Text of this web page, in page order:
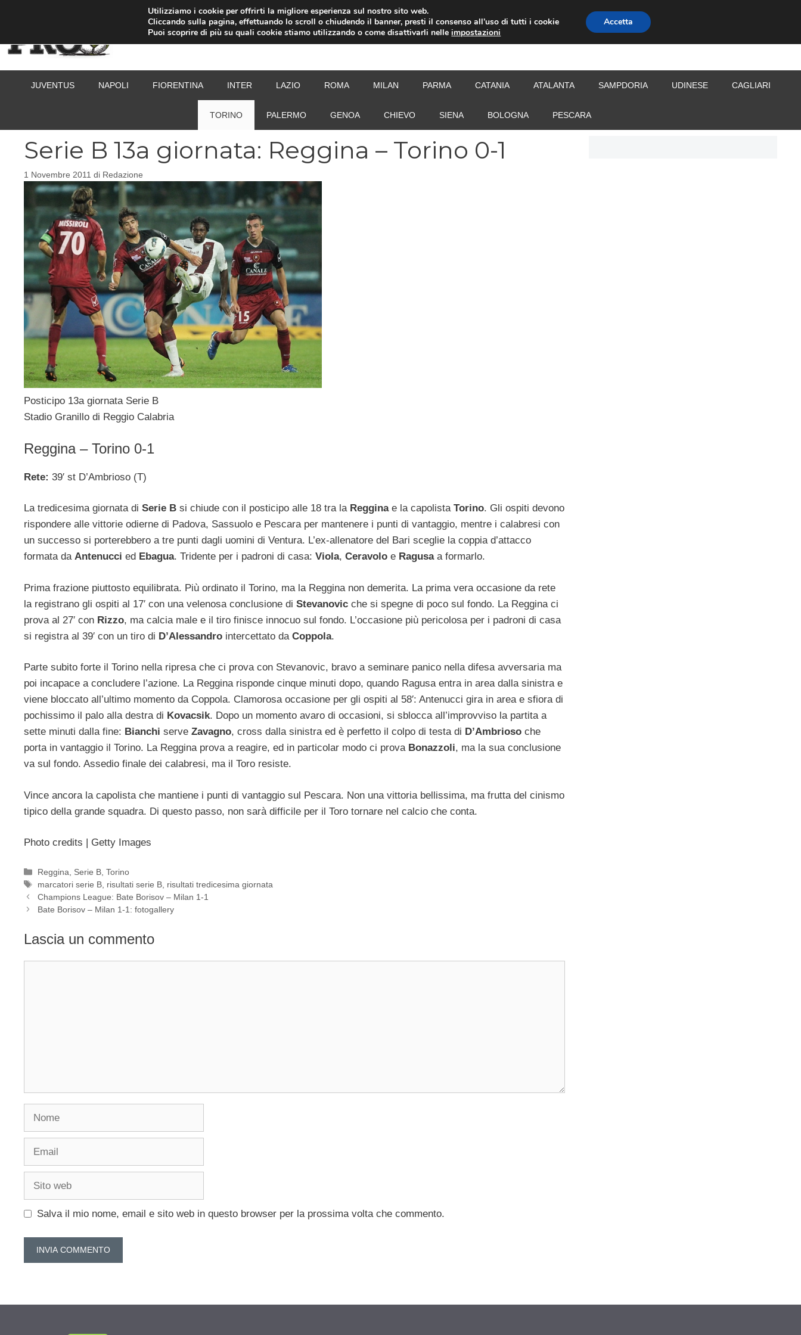
CALCIOMERCATO
JUVENTUS NAPOLI FIORENTINA INTER LAZIO ROMA MILAN PARMA CATANIA ATALANTA SAMPDORIA UDINESE CAGLIARI
TORINO PALERMO GENOA CHIEVO SIENA BOLOGNA PESCARA
Serie B 13a giornata: Reggina – Torino 0-1
1 Novembre 2011 di Redazione
Posticipo 13a giornata Serie B
Stadio Granillo di Reggio Calabria
Reggina – Torino 0-1
Rete: 39′ st D’Ambrioso (T)
La tredicesima giornata di Serie B si chiude con il posticipo alle 18 tra laRegginae la capolista Torino. Gli ospiti devono
rispondere alle vittorie odierne di Padova, Sassuolo e Pescara per mantenere i punti di vantaggio, mentre i calabresi con
un successo si porterebbero a tre punti dagli uomini di Ventura. L’ex-allenatore del Bari sceglie la coppia d’attacco
formata da Antenucci ed Ebagua. Tridente per i padroni di casa: Viola, Ceravolo e Ragusaa formarlo.
Prima frazione piuttosto equilibrata. Più ordinato il Torino, ma la Reggina non demerita. La prima vera occasione da rete
la registrano gli ospiti al 17′ con una velenosa conclusione di Stevanovic che si spegne di poco sul fondo. La Reggina ci
prova al 27′ con Rizzo, ma calcia male e il tiro finisce innocuo sul fondo. L’occasione più pericolosa per i padroni di casa
si registra al 39′ con un tiro di D’Alessandro intercettato da Coppola.
Parte subito forte il Torino nella ripresa che ci prova con Stevanovic, bravo a seminare panico nella difesa avversaria ma
poi incapace a concludere l’azione. La Reggina risponde cinque minuti dopo, quando Ragusa entra in area dalla sinistra e
viene bloccato all’ultimo momento da Coppola. Clamorosa occasione per gli ospiti al 58′: Antenucci gira in area e sfiora di
pochissimo il palo alla destra di Kovacsik. Dopo un momento avaro di occasioni, si sblocca all’improvviso la partita a
sette minuti dalla fine: Bianchi serve Zavagno, cross dalla sinistra ed è perfetto il colpo di testa di D’Ambrioso che
porta in vantaggio il Torino. La Reggina prova a reagire, ed in particolar modo ci prova Bonazzoli, ma la sua conclusione
va sul fondo. Assedio finale dei calabresi, ma il Toro resiste.
Vince ancora la capolista che mantiene i punti di vantaggio sul Pescara. Non una vittoria bellissima, ma frutta del cinismo
tipico della grande squadra. Di questo passo, non sarà difficile per il Toro tornare nel calcio che conta.
Photo credits | Getty Images
Categorie
Reggina Serie B ,Torino
Tag
marcatori serie B risultati serie B risultati tredicesima giornata
Champions League: Bate Borisov – Milan 1-1
Bate Borisov – Milan 1-1: fotogallery
Lascia un commento
Nome
Email
Sito
Salva il mio nome, email e sito web in questo browser per la prossima volta che commento.
Utilizziamo i cookie per offrirti la migliore esperienza sul nostro sito web.
Cliccando sulla pagina, effettuando lo scroll o chiudendo il banner, presti il consenso all’uso di tutti i cookie
Puoi scoprire di più su quali cookie stiamo utilizzando o come disattivarli nelleimpostazioni
Accetta